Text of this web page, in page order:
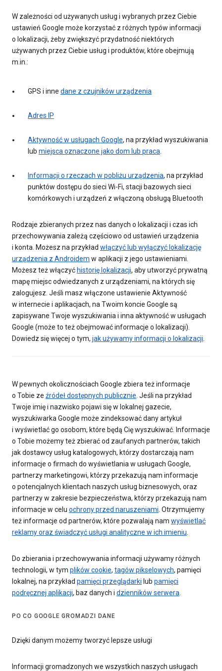
W zależności od używanych usług i wybranych przez Ciebie
ustawień Google może korzystać z różnych typów informacji
o lokalizacji, żeby zwiększyć przydatność niektórych
używanych przez Ciebie usług i produktów, które obejmują
m.in.:
GPS i inne dane z czujników urządzenia
Adres IP
Aktywność w usługach Google, na przykład wyszukiwania
lub miejsca oznaczone jako dom lub praca.
Informacji o rzeczach w pobliżu urządzenia, na przykład
punktów dostępu do sieci Wi-Fi, stacji bazowych sieci
komórkowych i urządzeń z włączoną obsługą Bluetooth
Rodzaje zbieranych przez nas danych o lokalizacji i czas ich
przechowywania zależą częściowo od ustawień urządzenia
i konta. Możesz na przykład włączyć lub wyłączyć lokalizację
urządzenia z Androidem w aplikacji z jego ustawieniami.
Możesz też włączyć historię lokalizacji, aby utworzyć prywatną
mapę miejsc odwiedzanych z urządzeniami, na których się
zalogujesz. Jeśli masz włączone ustawienie Aktywność
w internecie i aplikacjach, na Twoim koncie Google są
zapisywane Twoje wyszukiwania i inna aktywność w usługach
Google (może to też obejmować informacje o lokalizacji).
Dowiedz się więcej o tym, jak używamy informacji o lokalizacji.
W pewnych okolicznościach Google zbiera też informacje
o Tobie ze źródeł dostępnych publicznie. Jeśli na przykład
Twoje imię i nazwisko pojawi się w lokalnej gazecie,
wyszukiwarka Google może zindeksować dany artykuł
i wyświetlać go osobom, które będą Cię wyszukiwać. Informacje
o Tobie możemy też zbierać od zaufanych partnerów, takich
jak dostawcy usług katalogowych, którzy dostarczają nam
informacje o firmach do wyświetlania w usługach Google,
partnerzy marketingowi, którzy przekazują nam informacje
o potencjalnych klientach naszych usług biznesowych, oraz
partnerzy w zakresie bezpieczeństwa, którzy przekazują nam
informacje w celu ochrony przed naruszeniami. Otrzymujemy
też informacje od partnerów, które pozwalają nam wyświetlać
reklamy oraz świadczyć usługi analityczne w ich imieniu.
Do zbierania i przechowywania informacji używamy różnych
technologii, w tym plików cookie, tagów pikselowych, pamięci
lokalnej, na przykład pamięci przeglądarki lub pamięci
podręcznej aplikacji, baz danych i dzienników serwera.
PO CO GOOGLE GROMADZI DANE
Dzięki danym możemy tworzyć lepsze usługi
Informacji gromadzonych we wszystkich naszych usługach